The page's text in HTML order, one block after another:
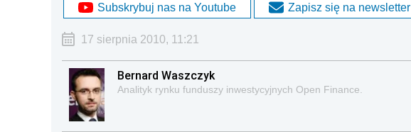
Subskrybuj nas na Youtube Zapisz się na newsletter
17 sierpnia 2010, 11:21
Bernard Waszczyk
Analityk rynku funduszy inwestycyjnych Open Finance.